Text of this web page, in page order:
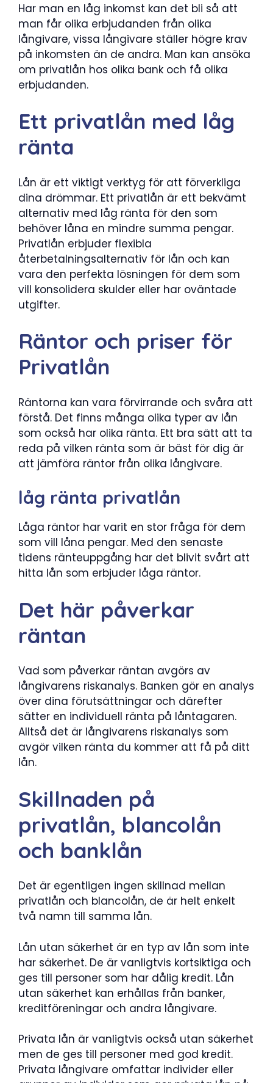
Har man en låg inkomst kan det bli så att
man får olika erbjudanden från olika
långivare, vissa långivare ställer högre krav
på inkomsten än de andra. Man kan ansöka
om privatlån hos olika bank och få olika
erbjudanden.
Ett privatlån med låg
ränta
Lån är ett viktigt verktyg för att förverkliga
dina drömmar. Ett privatlån är ett bekvämt
alternativ med låg ränta för den som
behöver låna en mindre summa pengar.
Privatlån erbjuder flexibla
återbetalningsalternativ för lån och kan
vara den perfekta lösningen för dem som
vill konsolidera skulder eller har oväntade
utgifter.
Räntor och priser för
Privatlån
Räntorna kan vara förvirrande och svåra att
förstå. Det finns många olika typer av lån
som också har olika ränta. Ett bra sätt att ta
reda på vilken ränta som är bäst för dig är
att jämföra räntor från olika långivare.
låg ränta privatlån
Låga räntor har varit en stor fråga för dem
som vill låna pengar. Med den senaste
tidens ränteuppgång har det blivit svårt att
hitta lån som erbjuder låga räntor.
Det här påverkar
räntan
Vad som påverkar räntan avgörs av
långivarens riskanalys. Banken gör en analys
över dina förutsättningar och därefter
sätter en individuell ränta på låntagaren.
Alltså det är långivarens riskanalys som
avgör vilken ränta du kommer att få på ditt
lån.
Skillnaden på
privatlån, blancolån
och banklån
Det är egentligen ingen skillnad mellan
privatlån och blancolån, de är helt enkelt
två namn till samma lån.
Lån utan säkerhet är en typ av lån som inte
har säkerhet. De är vanligtvis kortsiktiga och
ges till personer som har dålig kredit. Lån
utan säkerhet kan erhållas från banker,
kreditföreningar och andra långivare.
Privata lån är vanligtvis också utan säkerhet
men de ges till personer med god kredit.
Privata långivare omfattar individer eller